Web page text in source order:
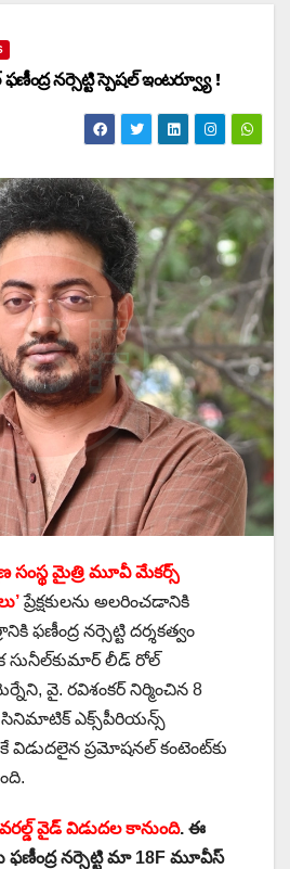
నర్సెట్టి స్పెషల్ ఇంటర్వ్యూ !
మైత్రి మూవీ మేకర్స్
ప్రేక్షకులను అలరించడానికి
ఫణీంద్ర నర్సెట్టి దర్శకత్వం
సునీల్‌కుమార్ లీడ్ రోల్
వై. రవిశంకర్ నిర్మించిన 8
ఎక్స్‌పీరియన్స్
విడుదలైన ప్రమోషనల్ కంటెంట్‌కు
వైడ్ విడుదల కానుంది. ఈ
ఫణీంద్ర నర్సెట్టి మా 18F మూవీస్